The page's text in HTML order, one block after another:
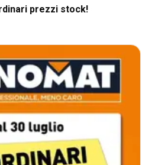
prezzi stock!